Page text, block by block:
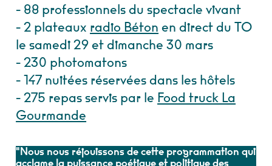
- 88 professionnels du spectacle vivant
- 2 plateaux radio Béton en direct du TO
le samedi 29 et dimanche 30 mars
- 230 photomatons
- 147 nuitées réservées dans les hôtels
- 275 repas servis par le Food truck La
Gourmande
"Nous nous réjouissons de cette programmation qui
acclame la puissance poétique et politique des